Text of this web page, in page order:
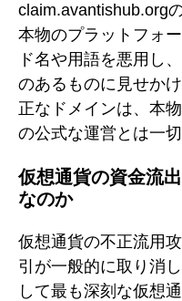
claim.avantishub.org
本物のプラットフォ
ド名や用語を悪用し
のあるものに見せか
正なドメインは、本
の公式な運営とは一
仮想通貨の資金流
なのか
仮想通貨の不正流用
引が一般的に取り消
して最も深刻な仮想